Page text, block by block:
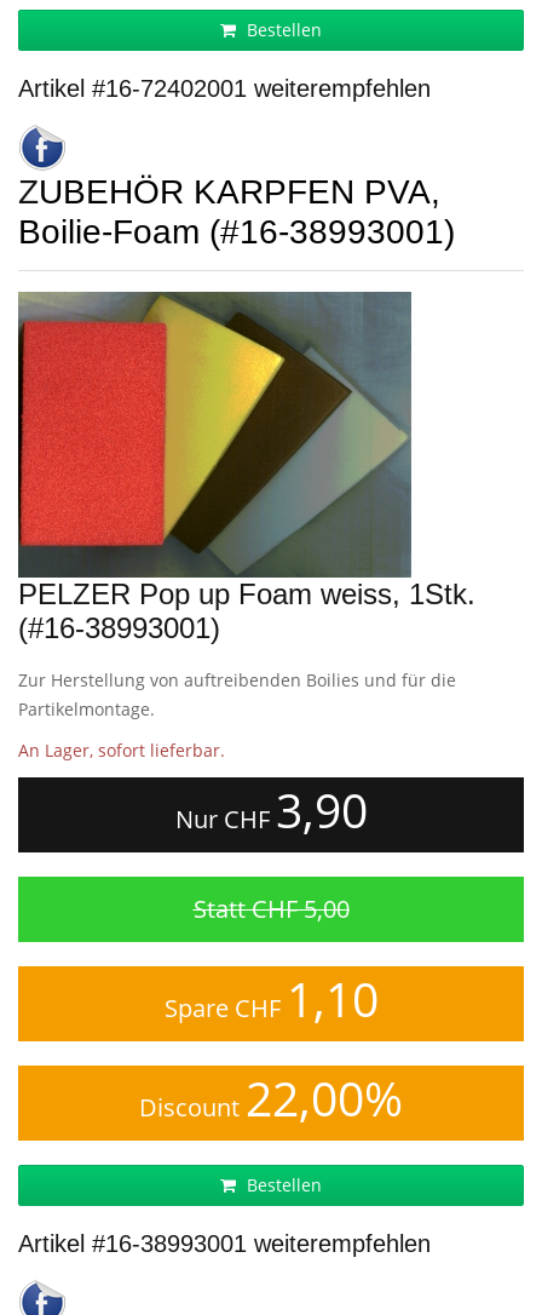
Bestellen
Artikel #16-72402001 weiterempfehlen
ZUBEHÖR KARPFEN PVA,
Boilie-Foam (#16-38993001)
PELZER Pop up Foam weiss, 1Stk.
(#16-38993001)
Zur Herstellung von auftreibenden Boilies und für die
Partikelmontage.
An Lager, sofort lieferbar.
Nur CHF 3,90
Statt CHF 5,00
Spare CHF 1,10
Discount 22,00%
Bestellen
Artikel #16-38993001 weiterempfehlen